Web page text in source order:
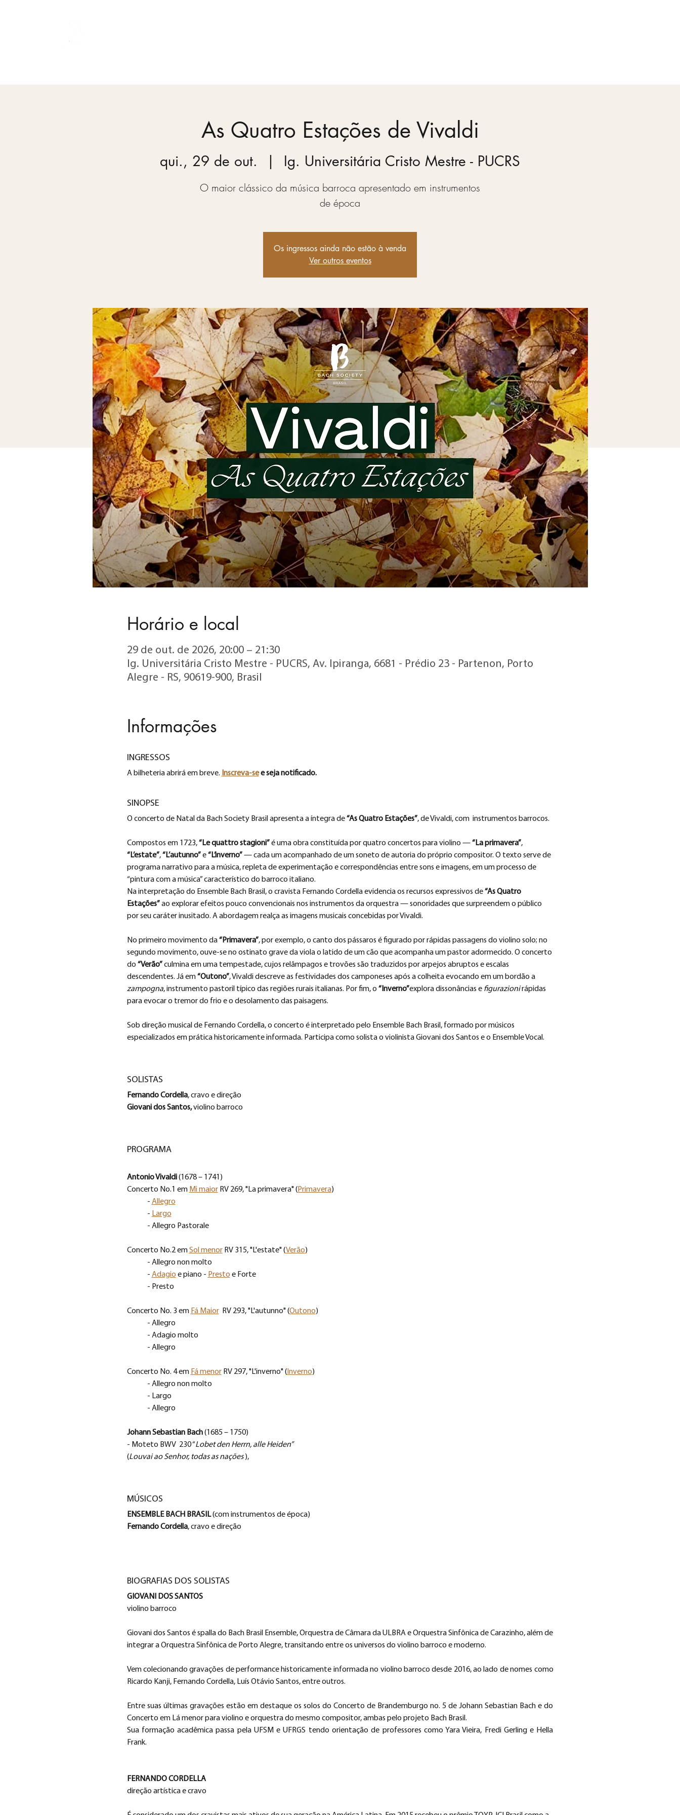
As Quatro Estações de Vivaldi
qui., 29 de out.
  |
Ig. Universitária Cristo Mestre - PUCRS
O maior clássico da música barroca apresentado em instrumentos
de época
Os ingressos ainda não estão à venda
Ver outros eventos
Horário e local
29 de out. de 2026, 20:00 – 21:30
Ig. Universitária Cristo Mestre - PUCRS, Av. Ipiranga, 6681 - Prédio 23 - Partenon, Porto
Alegre - RS, 90619-900, Brasil
Informações
INGRESSOS
A bilheteria abrirá em breve. Inscreva-se e seja notificado.
SINOPSE
O concerto de Natal da Bach Society Brasil apresenta a íntegra de “As Quatro Estações”, de Vivaldi, com  instrumentos barrocos.
Compostos em 1723, “Le quattro stagioni” é uma obra constituída por quatro concertos para violino — “La primavera”,
“L’estate”, “L’autunno” e “L’inverno” — cada um acompanhado de um soneto de autoria do próprio compositor. O texto serve de
programa narrativo para a música, repleta de experimentação e correspondências entre sons e imagens, em um processo de
“pintura com a música” característico do barroco italiano.
Na interpretação do Ensemble Bach Brasil, o cravista Fernando Cordella evidencia os recursos expressivos de “As Quatro
Estações” ao explorar efeitos pouco convencionais nos instrumentos da orquestra — sonoridades que surpreendem o público
por seu caráter inusitado. A abordagem realça as imagens musicais concebidas por Vivaldi.
No primeiro movimento da “Primavera”, por exemplo, o canto dos pássaros é figurado por rápidas passagens do violino solo; no
segundo movimento, ouve-se no ostinato grave da viola o latido de um cão que acompanha um pastor adormecido. O concerto
do “Verão” culmina em uma tempestade, cujos relâmpagos e trovões são traduzidos por arpejos abruptos e escalas
descendentes. Já em “Outono”, Vivaldi descreve as festividades dos camponeses após a colheita evocando em um bordão a
zampogna, instrumento pastoril típico das regiões rurais italianas. Por fim, o “Inverno”explora dissonâncias e figurazioni rápidas
para evocar o tremor do frio e o desolamento das paisagens.
Sob direção musical de Fernando Cordella, o concerto é interpretado pelo Ensemble Bach Brasil, formado por músicos
especializados em prática historicamente informada. Participa como solista o violinista Giovani dos Santos e o Ensemble Vocal.
SOLISTAS
Fernando Cordella, cravo e direção
Giovani dos Santos, violino barroco
PROGRAMA
Antonio Vivaldi (1678 – 1741)
Concerto No.1 em Mi maior RV 269, "La primavera" (Primavera)
	-
Allegro
	-
Largo
	- Allegro Pastorale
Concerto No.2 em Sol menor RV 315, "L'estate" (Verão)
	- Allegro non molto
	-
Adagio e piano - Presto e Forte
	- Presto
Concerto No. 3 em Fá Maior RV 293, "L'autunno" (Outono)
	- Allegro
	- Adagio molto
	- Allegro
Concerto No. 4 em Fá menor RV 297, "L'inverno" (Inverno)
	- Allegro non molto
	- Largo
	- Allegro
Johann Sebastian Bach (1685 – 1750)
- Moteto BWV  230 “Lobet den Herrn, alle Heiden”
(Louvai ao Senhor, todas as nações ),
MÚSICOS
ENSEMBLE BACH BRASIL (com instrumentos de época)
Fernando Cordella, cravo e direção
BIOGRAFIAS DOS SOLISTAS
GIOVANI DOS SANTOS
violino barroco
Giovani dos Santos é spalla do Bach Brasil Ensemble, Orquestra de Câmara da ULBRA e Orquestra Sinfônica de Carazinho, além de
integrar a Orquestra Sinfônica de Porto Alegre, transitando entre os universos do violino barroco e moderno.
Vem colecionando gravações de performance historicamente informada no violino barroco desde 2016, ao lado de nomes como
Ricardo Kanji, Fernando Cordella, Luís Otávio Santos, entre outros.
Entre suas últimas gravações estão em destaque os solos do Concerto de Brandemburgo no. 5 de Johann Sebastian Bach e do
Concerto em Lá menor para violino e orquestra do mesmo compositor, ambas pelo projeto Bach Brasil.
Sua formação acadêmica passa pela UFSM e UFRGS tendo orientação de professores como Yara Vieira, Fredi Gerling e Hella
Frank.
FERNANDO CORDELLA
direção artística e cravo